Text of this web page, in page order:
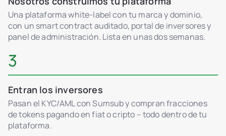
Una plataforma white-label con tu marca y dominio,
con un smart contract auditado, portal de inversores y
panel de administración. Lista en unas dos semanas.
3
Entran los inversores
Pasan el KYC/AML con Sumsub y compran fracciones
de tokens pagando en fiat o cripto – todo dentro de tu
plataforma.